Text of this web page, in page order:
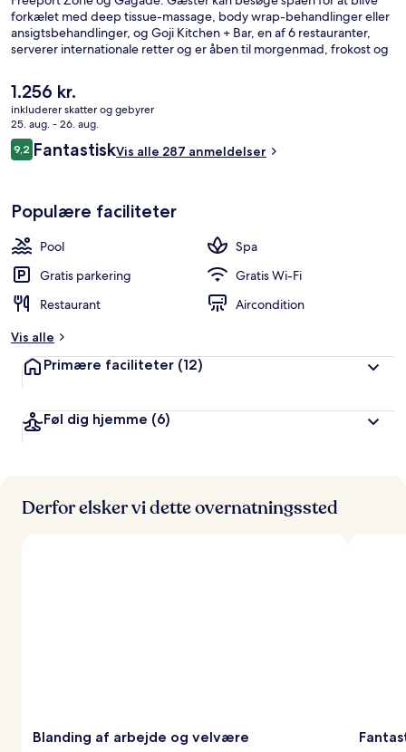
forkælet med deep tissue-massage, body wrap-behandlinger eller
ansigtsbehandlinger, og Goji Kitchen + Bar, en af 6 restauranter,
serverer internationale retter og er åben til morgenmad, frokost og
fitnesscenter er andre højdepunkter på dette hotel med
luksusfaciliteter.
Den
nuværende
pris
er
1.256 kr.
1.256 kr.
inkluderer skatter og gebyrer
25. aug. - 26. aug.
Anmeldelser
9,29,2 ud af 10.
FantastiskVis alle 287 anmeldelser
Populære faciliteter
Pool
Spa
Gratis parkering
Gratis Wi-Fi
Restaurant
Aircondition
Vis alle
Primære faciliteter (12)
Føl dig hjemme (6)
Derfor elsker vi dette overnatningssted
Blanding af arbejde og velvære